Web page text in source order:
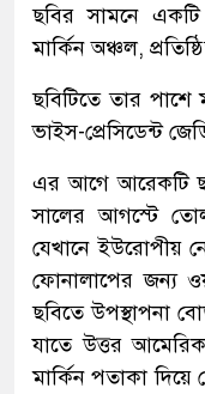
ছবির সামনে একটি
মার্কিন অঞ্চল,
ছবিটিতে তার পাশে
ভাইস-প্রেসিডেন্ট
এর আগে আরেকটি
সালের আগস্টে
যেখানে ইউরোপীয়
ফোনালাপের জন্য
ছবিতে উপস্থাপনা
যাতে উত্তর
মার্কিন পতাকা দিয়ে